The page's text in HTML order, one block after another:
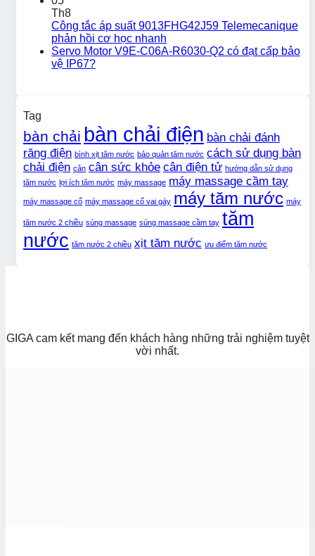
Th8
Công tắc áp suất 9013FHG42J59 Telemecanique
phản hồi cơ học nhanh
Servo Motor V9E-C06A-R6030-Q2 có đạt cấp bảo
vệ IP67?
Tag
bàn chải bàn chải điện bàn chải đánh
răng điện bình xịt tăm nước bảo quản tăm nước cách sử dụng bàn
chải điện cân cân sức khỏe cân điện tử hướng dẫn sử dụng
tăm nước lợi ích tăm nước máy massage máy massage cầm tay
máy massage cổ máy massage cổ vai gáy máy tăm nước máy
tăm nước 2 chiều súng massage súng massage cầm tay tăm
nước tăm nước 2 chiều xịt tăm nước ưu điểm tăm nước
GIGA cam kết mang đến khách hàng những trải nghiệm tuyệt
vời nhất.